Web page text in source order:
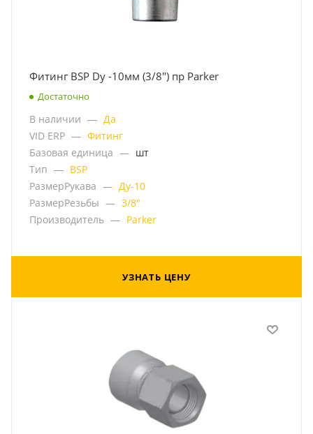
Фитинг BSP Dy -10мм (3/8") пр Parker
Достаточно
В наличии — Да
VID ERP — Фитинг
Базовая единица — шт
Тип — BSP
РазмерРукава — Ду-10
РазмерРезьбы — 3/8"
Производитель — Parker
УЗНАТЬ ЦЕНУ